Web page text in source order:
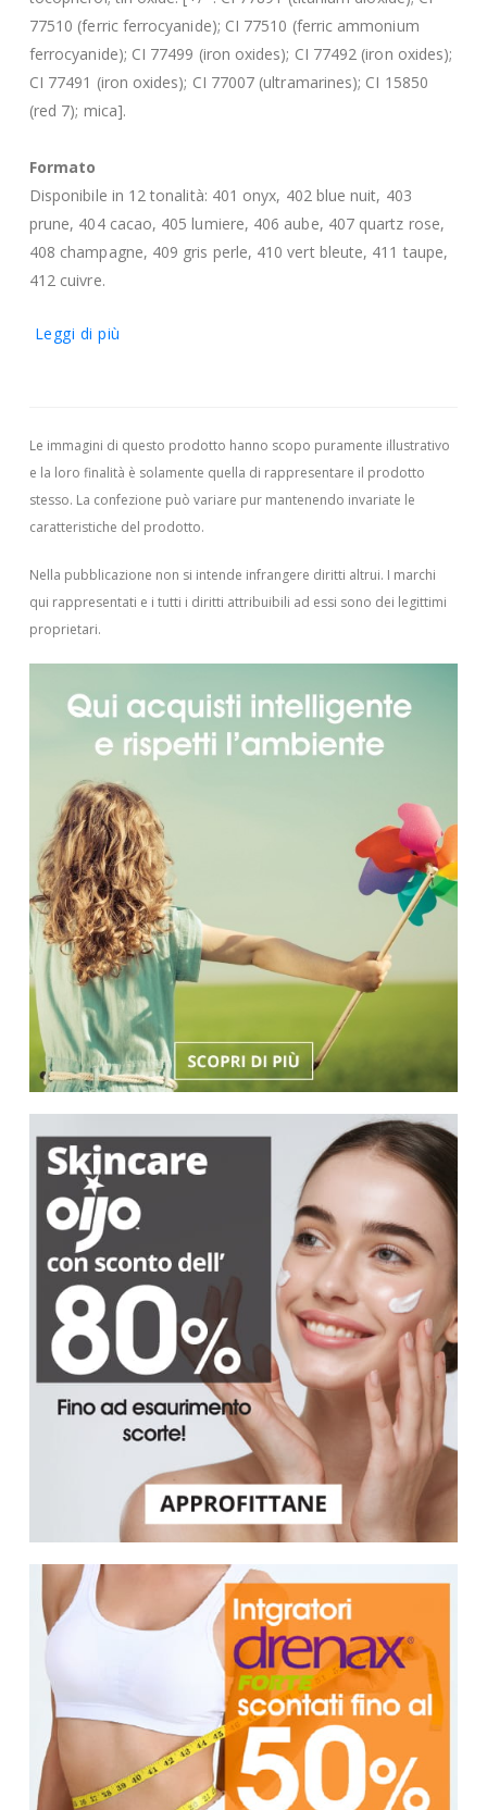
77510 (ferric ferrocyanide); CI 77510 (ferric ammonium
ferrocyanide); CI 77499 (iron oxides); CI 77492 (iron oxides);
CI 77491 (iron oxides); CI 77007 (ultramarines); CI 15850
(red 7); mica].
Formato
Disponibile in 12 tonalità: 401 onyx, 402 blue nuit, 403
prune, 404 cacao, 405 lumiere, 406 aube, 407 quartz rose,
408 champagne, 409 gris perle, 410 vert bleute, 411 taupe,
412 cuivre.
Leggi di più
Le immagini di questo prodotto hanno scopo puramente illustrativo
e la loro finalità è solamente quella di rappresentare il prodotto
stesso. La confezione può variare pur mantenendo invariate le
caratteristiche del prodotto.
Nella pubblicazione non si intende infrangere diritti altrui. I marchi
qui rappresentati e i tutti i diritti attribuibili ad essi sono dei legittimi
proprietari.